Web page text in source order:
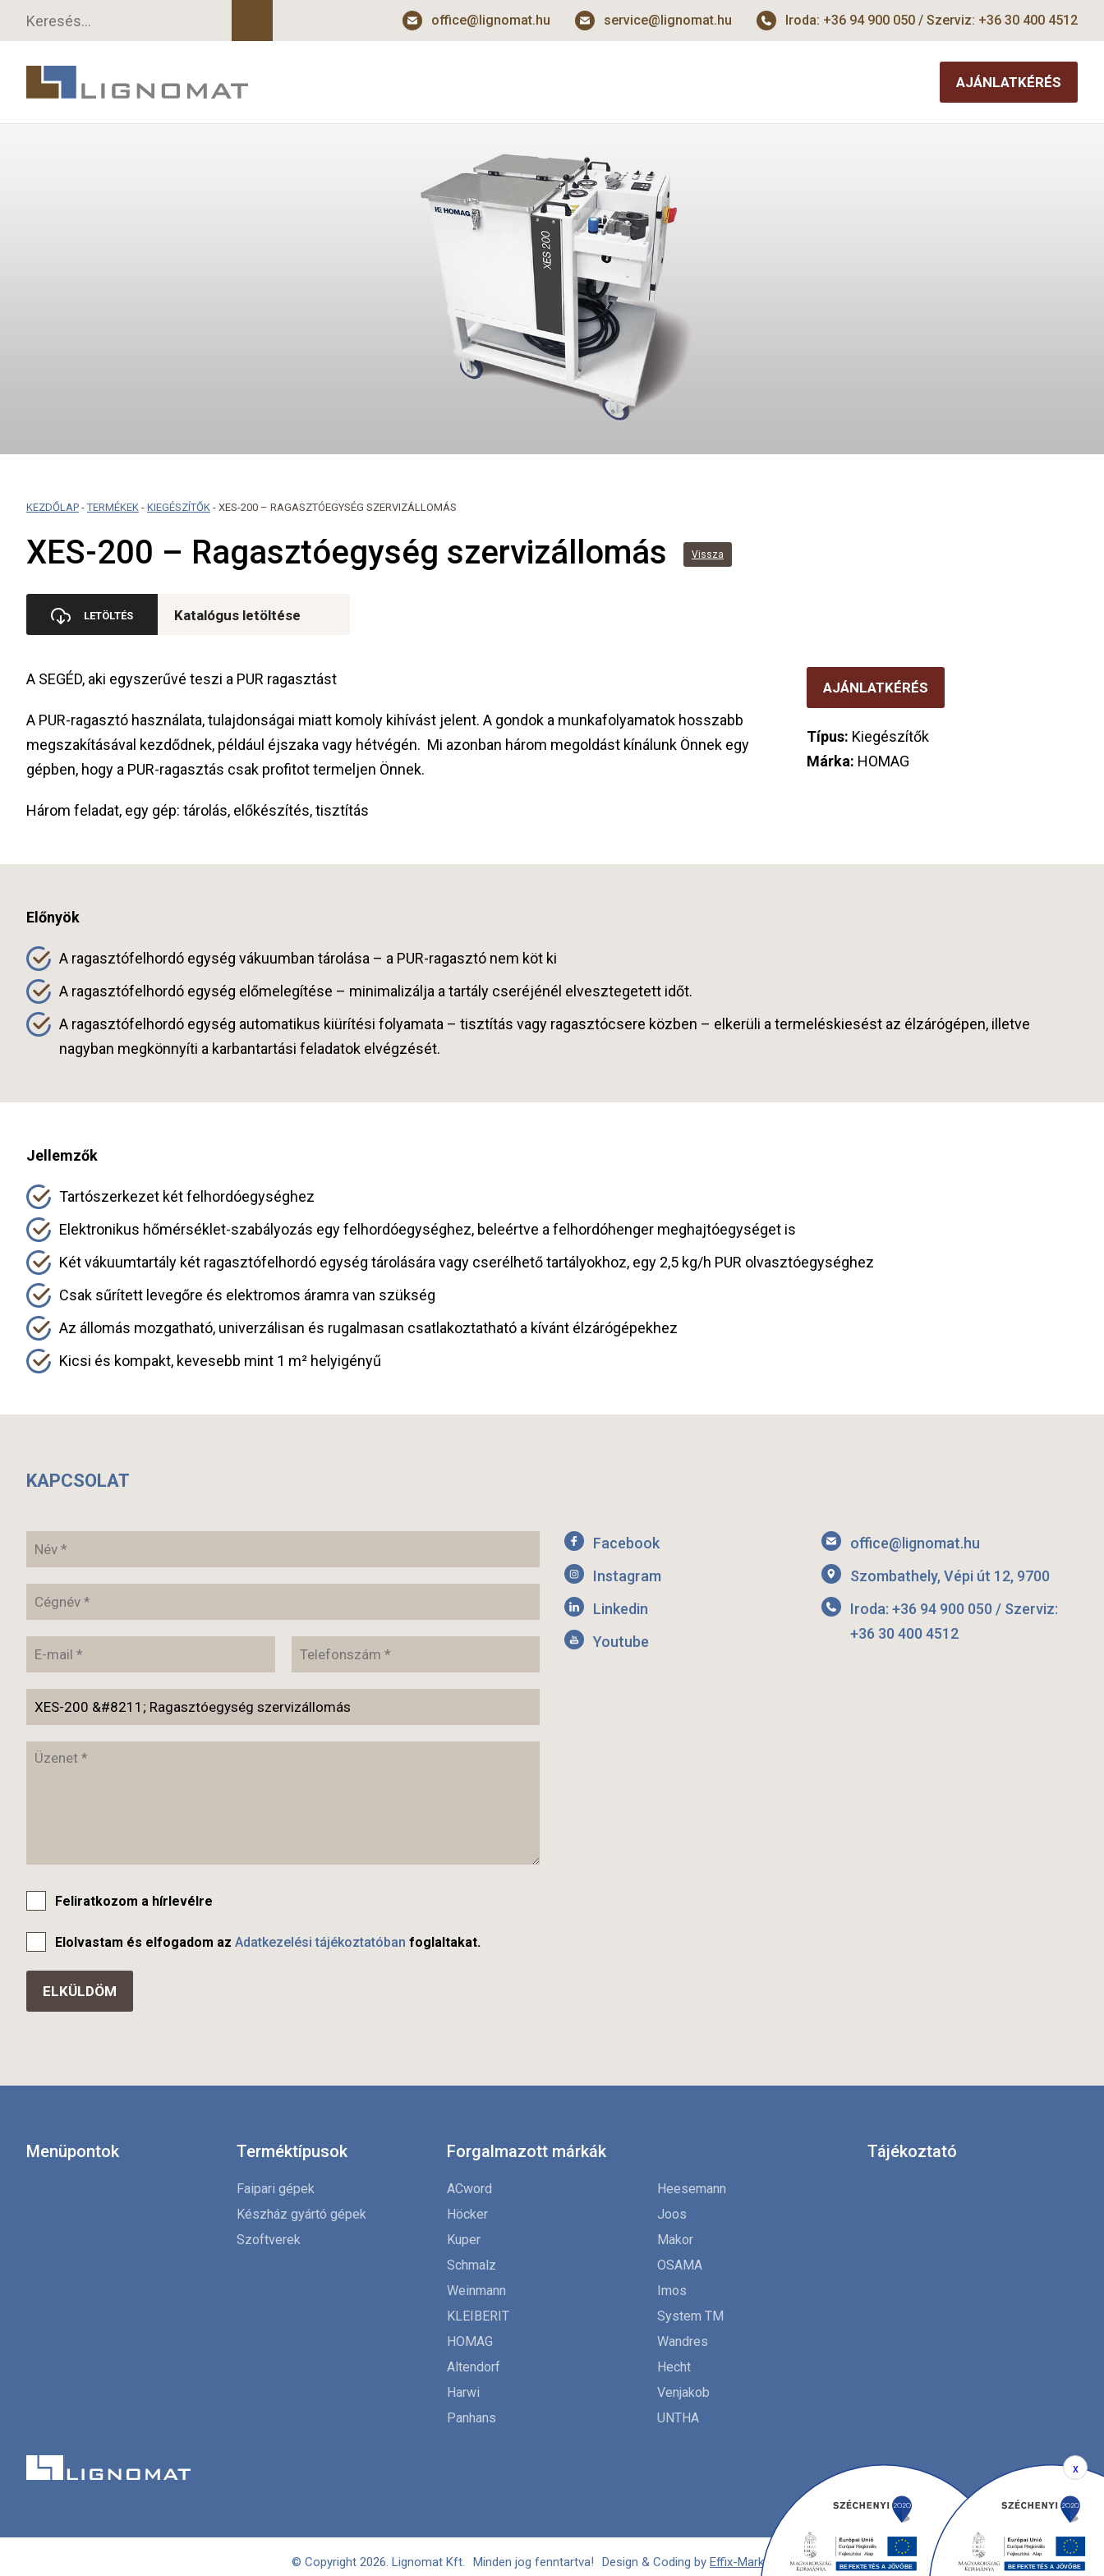
office@lignomat.hu service@lignomat.hu Iroda: +36 94 900 050 / Szerviz: +36 30 400 4512
AJÁNLATKÉRÉS
KEZDŐLAP -TERMÉKEK - KIEGÉSZÍTŐK - XES-200 – RAGASZTÓEGYSÉG SZERVIZÁLLOMÁS
XES-200 – Ragasztóegység szervizállomás Vissza
Katalógus letöltése
A SEGÉD, aki egyszerűvé teszi a PUR ragasztást
A PUR-ragasztó használata, tulajdonságai miatt komoly kihívást jelent. A gondok a munkafolyamatok hosszabb
megszakításával kezdődnek, például éjszaka vagy hétvégén. Mi azonban három megoldást kínálunk Önnek egy
gépben, hogy a PUR-ragasztás csak profitot termeljen Önnek.
Három feladat, egy gép: tárolás, előkészítés, tisztítás
AJÁNLATKÉRÉS
Típus: Kiegészítők
Márka: HOMAG
Előnyök
A ragasztófelhordó egység vákuumban tárolása – a PUR-ragasztó nem köt ki
A ragasztófelhordó egység előmelegítése – minimalizálja a tartály cseréjénél elvesztegetett időt.
A ragasztófelhordó egység automatikus kiürítési folyamata – tisztítás vagy ragasztócsere közben – elkerüli a termeléskiesést az élzárógépen, illetve
nagyban megkönnyíti a karbantartási feladatok elvégzését.
Jellemzők
Tartószerkezet két felhordóegységhez
Elektronikus hőmérséklet-szabályozás egy felhordóegységhez, beleértve a felhordóhenger meghajtóegységet is
Két vákuumtartály két ragasztófelhordó egység tárolására vagy cserélhető tartályokhoz, egy 2,5 kg/h PUR olvasztóegységhez
Csak sűrített levegőre és elektromos áramra van szükség
Az állomás mozgatható, univerzálisan és rugalmasan csatlakoztatható a kívánt élzárógépekhez
Kicsi és kompakt, kevesebb mint 1 m² helyigényű
KAPCSOLAT
Feliratkozom a hírlevélre
Elolvastam és elfogadom az Adatkezelési tájékoztatóban foglaltakat.
Facebook
Instagram
Linkedin
Youtube
office@lignomat.hu
Szombathely, Vépi út 12, 9700
Iroda: +36 94 900 050 / Szerviz:
+36 30 400 4512
Menüpontok Terméktípusok
Faipari gépek
Készház gyártó gépek
Szoftverek
Forgalmazott márkák
ACword
Heesemann
Höcker
Joos
Kuper
Makor
Schmalz
OSAMA
Weinmann
Imos
KLEIBERIT
System TM
HOMAG
Wandres
Altendorf
Hecht
Harwi
Venjakob
Panhans
UNTHA
Tájékoztató
© Copyright 2026. Lignomat Kft. Minden jog fenntartva! Design & Coding by Effix-Marketing Kft.
x